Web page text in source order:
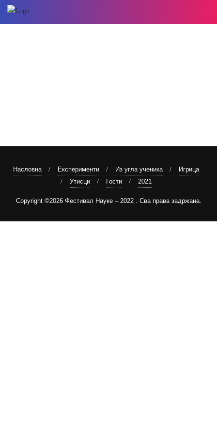
Насловна Експерименти Из угла ученика
Игрица
Утисци
Гости 2021
Copyright ©2026 Фестивал Науке – 2022 . Сва права задржана.